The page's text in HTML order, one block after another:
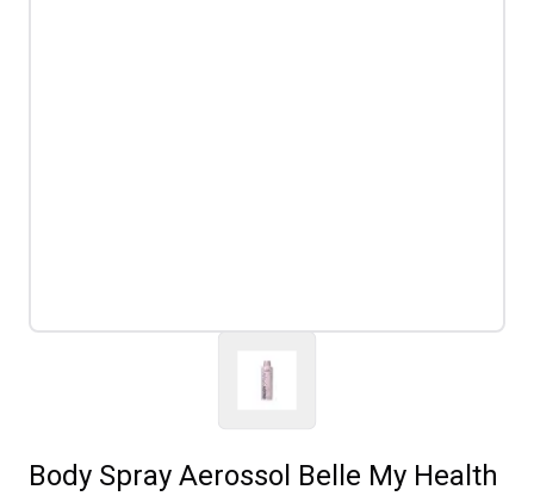
Body Spray Aerossol Belle My Health